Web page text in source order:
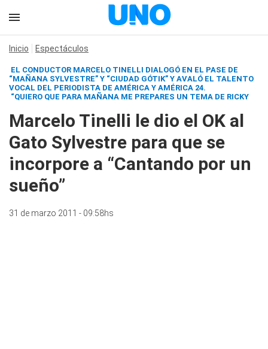
Inicio Espectáculos
EL CONDUCTOR MARCELO TINELLI DIALOGÓ EN EL PASE DE
“MAÑANA SYLVESTRE” Y “CIUDAD GÓTIK” Y AVALÓ EL TALENTO
VOCAL DEL PERIODISTA DE AMÉRICA Y AMÉRICA 24.
“QUIERO QUE PARA MAÑANA ME PREPARES UN TEMA DE RICKY
Marcelo Tinelli le dio el OK al
Gato Sylvestre para que se
incorpore a “Cantando por un
sueño”
31 de marzo 2011 - 09:58hs